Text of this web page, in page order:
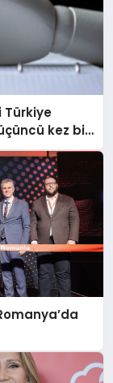
Türkiye
kez bir